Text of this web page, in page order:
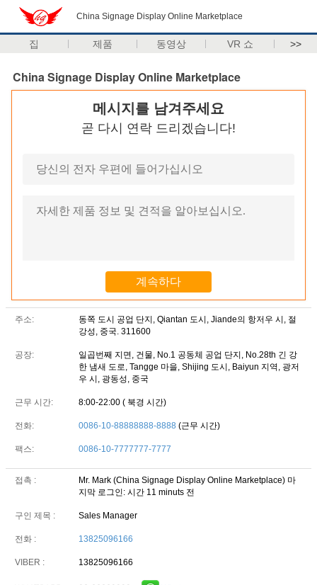
China Signage Display Online Marketplace
집 제품 동영상 VR 쇼 >>
China Signage Display Online Marketplace
메시지를 남겨주세요
곧 다시 연락 드리겠습니다!
주소:
동쪽 도시 공업 단지, Qiantan 도시, Jiande의 항저우 시, 절
강성, 중국. 311600
공장:
일곱번째 지면, 건물, No.1 공동체 공업 단지, No.28th 긴 강
한 냄새 도로, Tangge 마을, Shijing 도시, Baiyun 지역, 광저
우 시, 광동성, 중국
근무 시간: 8:00-22:00 ( 북경 시간)
전화: 0086-10-88888888-8888 (근무 시간)
팩스: 0086-10-7777777-7777
접촉 : Mr. Mark (China Signage Display Online Marketplace) 마
지막 로그인: 시간 11 minuts 전
구인 제목 : Sales Manager
전화 : 13825096166
VIBER : 13825096166